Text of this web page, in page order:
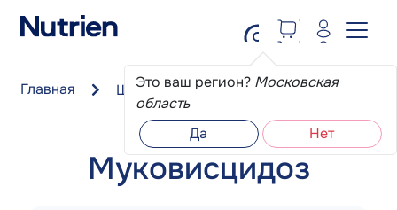
Это ваш регион? Московская
область
Да
Нет
Главная Школа пациента Муковисцидоз
Муковисцидоз